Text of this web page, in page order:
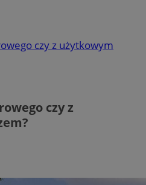
czy z użytkowym
czy z